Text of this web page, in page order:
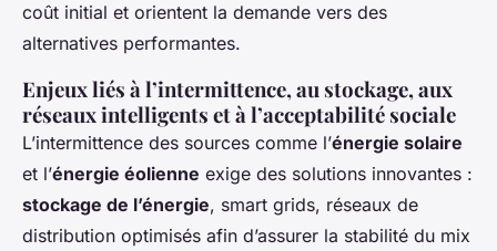
coût initial et orientent la demande vers des
alternatives performantes.
Enjeux liés à l’intermittence, au stockage, aux
réseaux intelligents et à l’acceptabilité sociale
L’intermittence des sources comme l’énergie solaire
et l’énergie éolienne exige des solutions innovantes :
stockage de l’énergie, smart grids, réseaux de
distribution optimisés afin d’assurer la stabilité du mix